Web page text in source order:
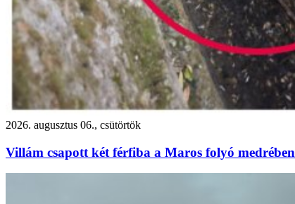
2026. augusztus 06., csütörtök
Villám csapott két férfiba a Maros folyó medrében